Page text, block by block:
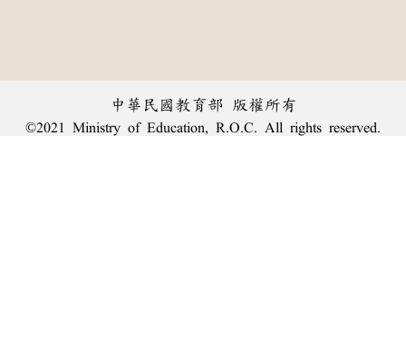
中華民國教育部 版權所有
©2021 Ministry of Education, R.O.C. All rights reserved.